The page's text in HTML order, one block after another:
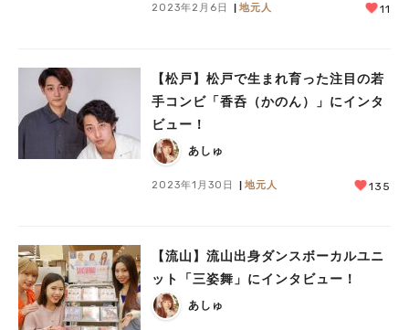
2023年2月6日 地元人 11
【松戸】松戸で生まれ育った注目の若
手コンビ「香呑（かのん）」にインタ
ビュー！
あしゅ
2023年1月30日 地元人 135
【流山】流山出身ダンスボーカルユニ
ット「三姿舞」にインタビュー！
あしゅ